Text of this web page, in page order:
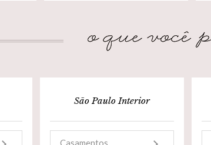
São Paulo Interior
Casamentos